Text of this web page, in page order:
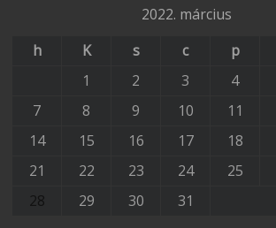
2022. március
h
K s c p
1
2 3 4
7
8 9 10 11
14
15 16 17 18
21
22 23 24 25
28
29 30 31